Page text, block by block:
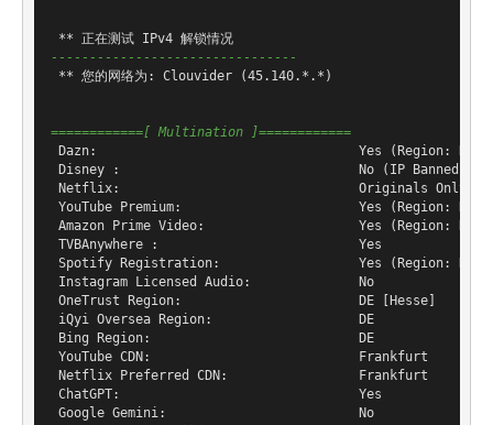
** 正在测试 IPv4 解锁情况
--------------------------------
** 您的网络为: Clouvider (45.140.*.*)
============[ Multination ]============
Dazn:                                  Yes (Region: DE)
Disney :                               No (IP Banned By
Netflix:                               Originals Only
YouTube Premium:                       Yes (Region: DE)
Amazon Prime Video:                    Yes (Region: DE)
TVBAnywhere :                          Yes
Spotify Registration:                  Yes (Region: DE)
Instagram Licensed Audio:              No
OneTrust Region:                       DE [Hesse]
iQyi Oversea Region:                   DE
Bing Region:                           DE
YouTube CDN:                           Frankfurt
Netflix Preferred CDN:                 Frankfurt
ChatGPT:                               Yes
Google Gemini:                         No